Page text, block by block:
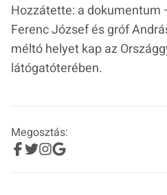
Hozzátette: a dokumentum
Ferenc József és gróf
méltó helyet kap az
látógatóterében.
Megosztás: